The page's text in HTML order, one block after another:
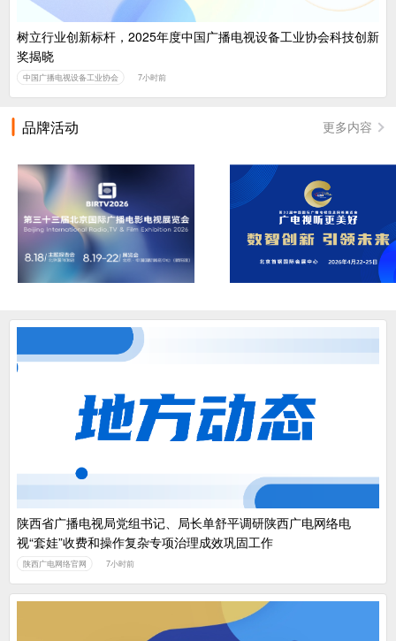
树立行业创新标杆，2025年度中国广播电视设备工业协会科技创新
奖揭晓
中国广播电视设备工业协会 7小时前
品牌活动 更多内容
陕西省广播电视局党组书记、局长单舒平调研陕西广电网络电
视“套娃”收费和操作复杂专项治理成效巩固工作
陕西广电网络官网 7小时前